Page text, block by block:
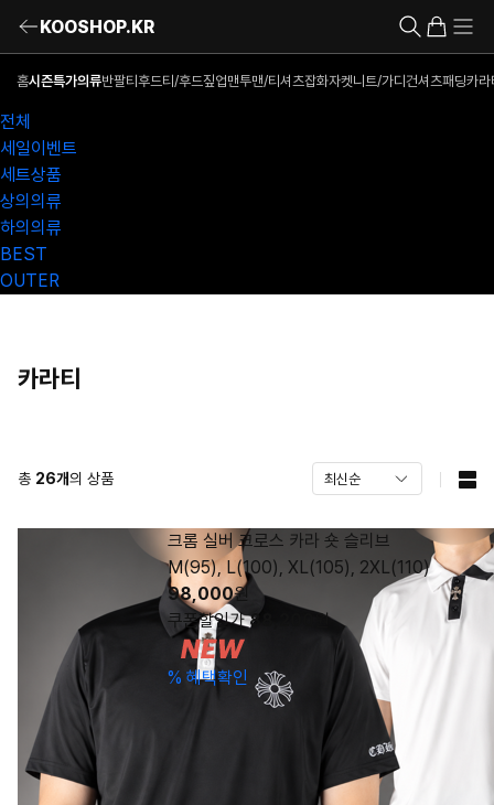
KOOSHOP.KR
홈시즌특가의류반팔티 후드티/후드짚업맨투맨/티셔츠잡화자켓니트/가디건셔츠패딩카라
전체
세일이벤트
세트상품
상의의류
하의의류
BEST
OUTER
카라티
총 26개의 상품
크롬 실버 크로스 카라 숏 슬리브
M(95), L(100), XL(105), 2XL(110)
98,000원
쿠폰할인가88,200 원
% 혜택확인